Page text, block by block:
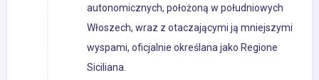
autonomicznych, położoną w południowych
Włoszech, wraz z otaczającymi ją mniejszymi
wyspami, oficjalnie określana jako Regione
Siciliana.